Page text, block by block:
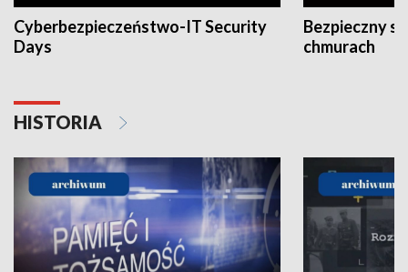
Cyberbezpieczeństwo-IT Security
Days
Bezpieczny
chmurach
HISTORIA